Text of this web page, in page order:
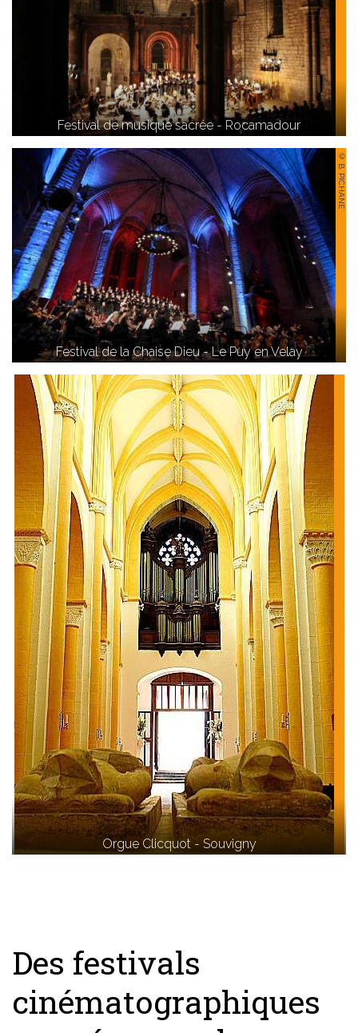
Festival de musique sacrée - Rocamadour
© B. PICHANE
Festival de la Chaise Dieu - Le Puy en Velay
Orgue Clicquot - Souvigny
Des festivals
cinématographiques